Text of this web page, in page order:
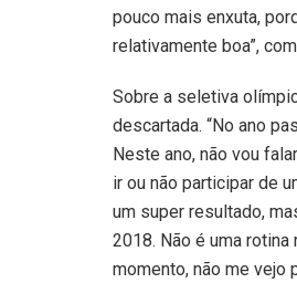
pouco mais enxuta,
relativamente boa”,
Sobre a seletiva
descartada. “No ano
Neste ano, não vou
ir ou não participar de
um super resultado,
2018. Não é uma
momento, não me vejo